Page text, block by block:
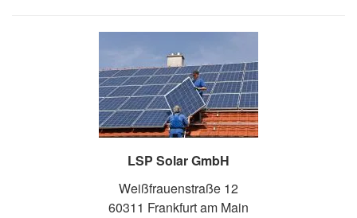
LSP Solar GmbH
Weißfrauenstraße 12
60311 Frankfurt am Main